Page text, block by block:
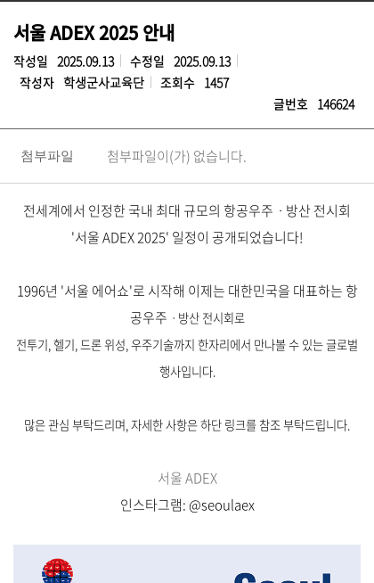
서울 ADEX 2025 안내
작성일 2025.09.13 수정일 2025.09.13
작성자 학생군사교육단 조회수 1457
글번호 146624
첨부파일 첨부파일이(가) 없습니다.
전세계에서 인정한 국내 최대 규모의 항공우주ㆍ방산 전시회
'서울 ADEX 2025' 일정이 공개되었습니다!
1996년 '서울 에어쇼'로 시작해 이제는 대한민국을 대표하는 항
공우주 ㆍ방산 전시회로
전투기, 헬기, 드론 위성, 우주기술까지 한자리에서 만나볼 수 있는 글로벌
행사입니다.
많은 관심 부탁드리며, 자세한 사항은 하단 링크를 참조 부탁드립니다.
서울 ADEX
인스타그램: @seoulaex